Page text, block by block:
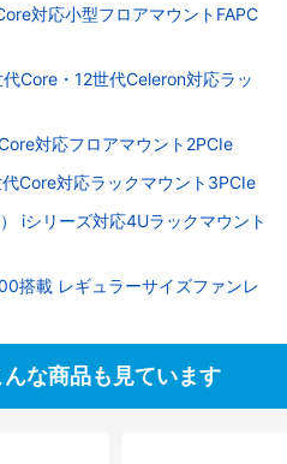
対応小型フロアマウントFAPC
Core・12世代Celeron対応ラッ
対応フロアマウント2PCIe
Core対応ラックマウント3PCIe
iシリーズ対応4Uラックマウント
搭載 レギュラーサイズファンレ
な商品も見ています